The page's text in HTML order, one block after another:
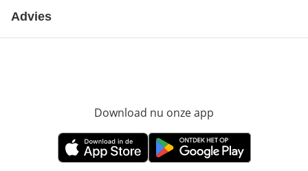
Advies
Download nu onze app
Opent in nieuw vensterOpent in nieuw venster